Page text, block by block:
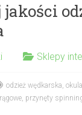
jakości
Sklepy
odzież wędkarska,
, przynęty